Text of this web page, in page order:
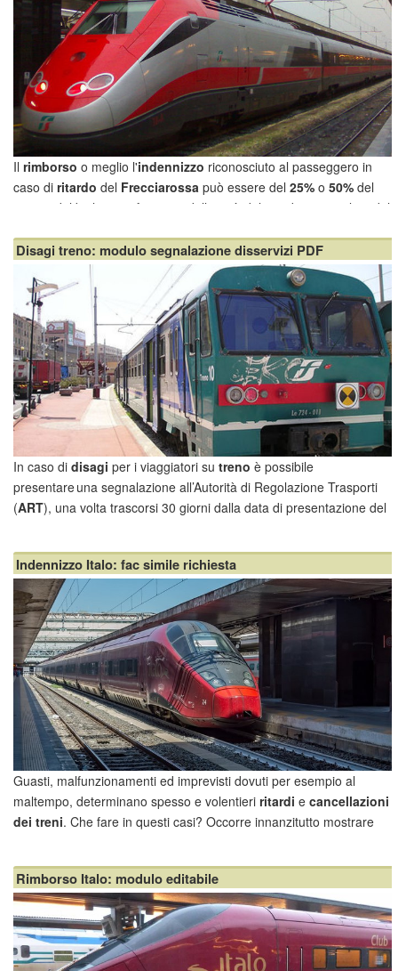
Ilrimborso o meglio l'indennizzo riconosciuto al passeggero in
caso diritardo del Frecciarossa può essere del25% o50% del
prezzo del biglietto in funzione dell'entità del ritardo accumulato dal
Frecciabianca . Di seguito le condizioni per usufruirne e la misura di
tale indennità.
Disagi treno: modulo segnalazione disservizi PDF
In caso didisagi per i viaggiatori sutreno è possibile
presentare una segnalazione all’Autorità di Regolazione Trasporti
(ART), una volta trascorsi 30 giorni dalla data di presentazione del
Indennizzo Italo: fac simile richiesta
Guasti, malfunzionamenti ed imprevisti dovuti per esempio al
maltempo, determinano spesso e volentieriritardi ecancellazioni
dei treni. Che fare in questi casi? Occorre innanzitutto mostrare
ma piuttosto accettare con serenità gli imprevisti e pretendere dalla
compagnia di trasporti tutta l'assistenza necessaria,
Rimborso Italo: modulo editabile